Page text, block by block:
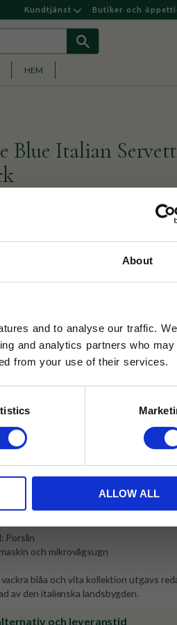
About
and to analyse our traffic.
and analytics partners who may
from your use of their services.
ALLOW ALL
Kundtjänst Butiker och
HEM
Blue Italian
från Spode i mönstret Blue
över 399 kr
eller inom 30 dagar
i varje beställning
från Spode
Porslin
och mikrovågsugn
blåa och vita kollektion utgavs
av den italienska landsbygden.
och leveranstid